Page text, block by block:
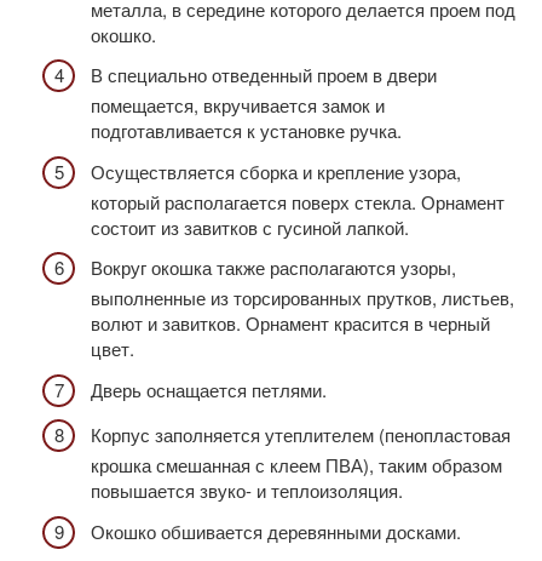
металла, в середине которого делается проем под
окошко.
В специально отведенный проем в двери
помещается, вкручивается замок и
подготавливается к установке ручка.
Осуществляется сборка и крепление узора,
который располагается поверх стекла. Орнамент
состоит из завитков с гусиной лапкой.
Вокруг окошка также располагаются узоры,
выполненные из торсированных прутков, листьев,
волют и завитков. Орнамент красится в черный
цвет.
Дверь оснащается петлями.
Корпус заполняется утеплителем (пенопластовая
крошка смешанная с клеем ПВА), таким образом
повышается звуко- и теплоизоляция.
Окошко обшивается деревянными досками.